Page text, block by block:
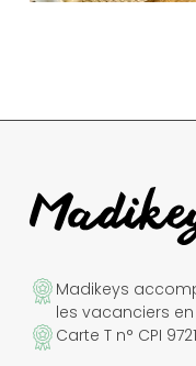
Madikeys
les vacanciers
Carte T n° CPI